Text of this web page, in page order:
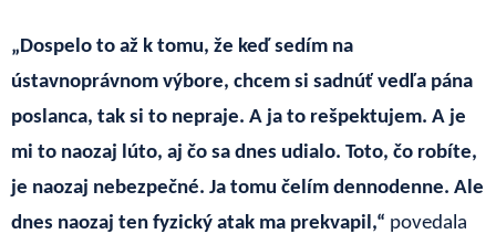
„Dospelo to až k tomu, že keď sedím na
ústavnoprávnom výbore, chcem si sadnúť vedľa pána
poslanca, tak si to nepraje. A ja to rešpektujem. A je
mi to naozaj lúto, aj čo sa dnes udialo. Toto, čo robíte,
je naozaj nebezpečné. Ja tomu čelím dennodenne. Ale
dnes naozaj ten fyzický atak ma prekvapil,“ povedala